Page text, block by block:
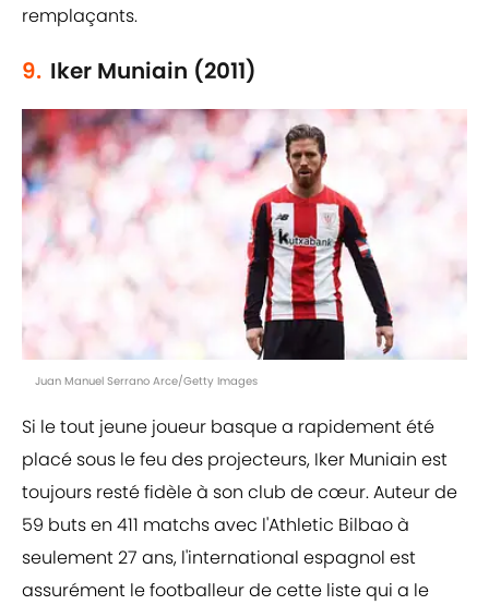
remplaçants.
9. Iker Muniain (2011)
Juan Manuel Serrano Arce/Getty Images
Si le tout jeune joueur basque a rapidement été
placé sous le feu des projecteurs, Iker Muniain est
toujours resté fidèle à son club de cœur. Auteur de
59 buts en 411 matchs avec l'Athletic Bilbao à
seulement 27 ans, l'international espagnol est
assurément le footballeur de cette liste qui a le